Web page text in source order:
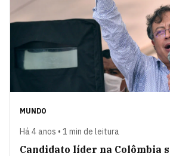
MUNDO
Há 4 anos • 1 min de leitura
Candidato líder na Colômbia